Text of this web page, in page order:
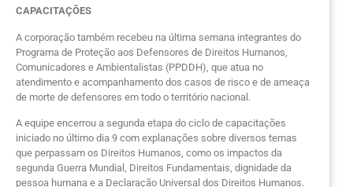
CAPACITAÇÕES
A corporação também recebeu na última semana integrantes do
Programa de Proteção aos Defensores de Direitos Humanos,
Comunicadores e Ambientalistas (PPDDH), que atua no
atendimento e acompanhamento dos casos de risco e de ameaça
de morte de defensores em todo o território nacional.
A equipe encerrou a segunda etapa do ciclo de capacitações
iniciado no último dia 9 com explanações sobre diversos temas
que perpassam os Direitos Humanos, como os impactos da
segunda Guerra Mundial, Direitos Fundamentais, dignidade da
pessoa humana e a Declaração Universal dos Direitos Humanos.